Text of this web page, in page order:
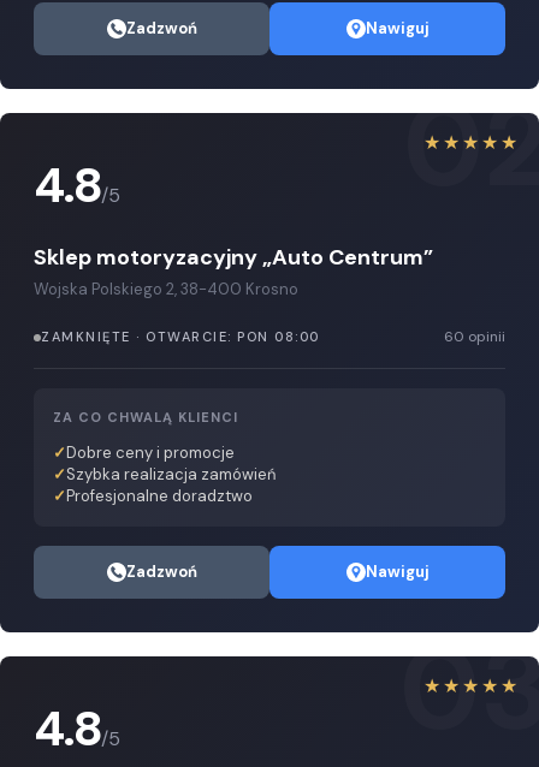
Zadzwoń Nawiguj
★★★★★
4.8/5
Sklep motoryzacyjny „Auto Centrum”
Wojska Polskiego 2, 38-400 Krosno
ZAMKNIĘTE · OTWARCIE: PON 08:00 60 opinii
ZA CO CHWALĄ KLIENCI
Dobre ceny i promocje
Szybka realizacja zamówień
Profesjonalne doradztwo
Zadzwoń Nawiguj
★★★★★
4.8/5